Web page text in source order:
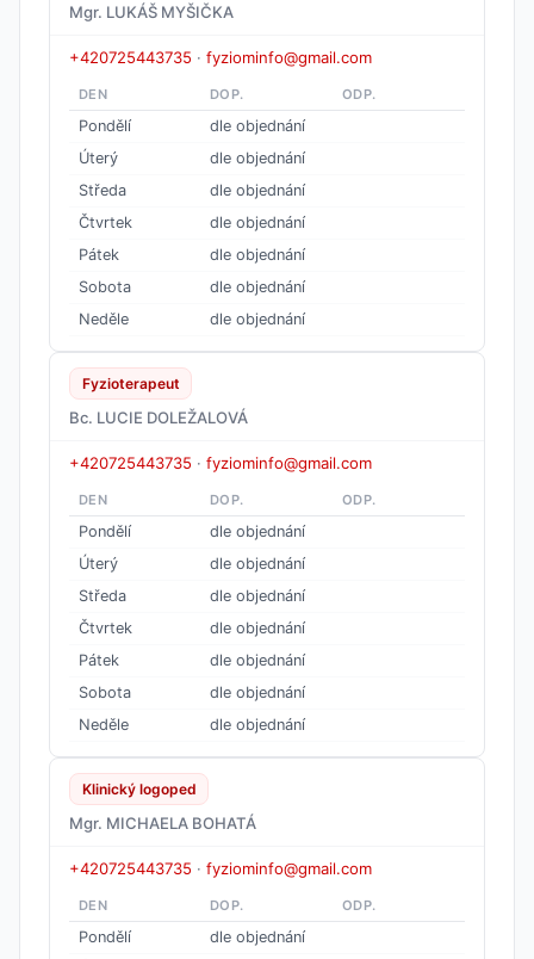
Mgr. LUKÁŠ MYŠIČKA
+420725443735 · fyziominfo@gmail.com
DEN DOP. ODP.
Pondělí
dle objednání
Úterý
dle objednání
Středa
dle objednání
Čtvrtek
dle objednání
Pátek
dle objednání
Sobota
dle objednání
Neděle
dle objednání
Fyzioterapeut
Bc. LUCIE DOLEŽALOVÁ
+420725443735 · fyziominfo@gmail.com
DEN DOP. ODP.
Pondělí
dle objednání
Úterý
dle objednání
Středa
dle objednání
Čtvrtek
dle objednání
Pátek
dle objednání
Sobota
dle objednání
Neděle
dle objednání
Klinický logoped
Mgr. MICHAELA BOHATÁ
+420725443735 · fyziominfo@gmail.com
DEN DOP. ODP.
Pondělí
dle objednání